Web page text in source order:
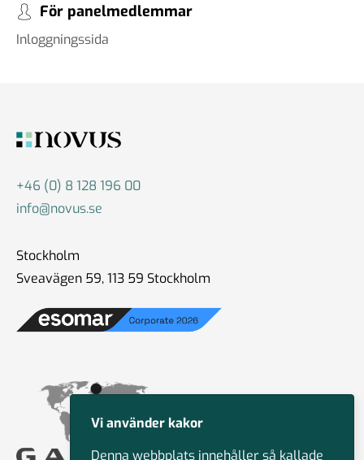
För panelmedlemmar
Inloggningssida
+46 (0) 8 128 196 00
info@novus.se
Stockholm
Sveavägen 59, 113 59 Stockholm
Vi använder kakor
Denna webbplats innehåller så kallade